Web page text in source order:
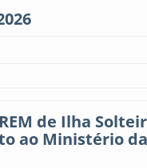
de Ilha
ao Ministério da